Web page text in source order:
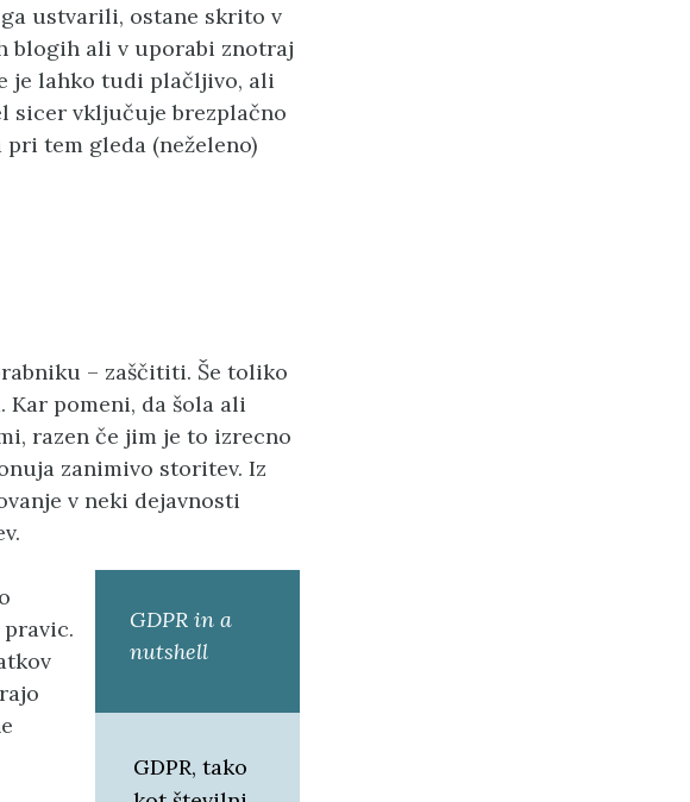
ustvarili, ostane skrito v
blogih ali v uporabi znotraj
je lahko tudi plačljivo, ali
sicer vključuje brezplačno
tem gleda (neželeno)
– zaščititi. Še toliko
pomeni, da šola ali
razen če jim je to izrecno
zanimivo storitev. Iz
v neki dejavnosti
GDPR in a
nutshell
GDPR, tako